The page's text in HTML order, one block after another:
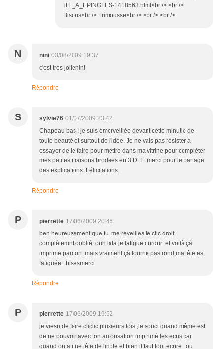
ITE_A_EPINGLES-1418563.html<br /> <br />
Bisous<br /> Frimousse<br /> <br /> <br />
N nini 03/08/2009 19:37
c'est très jolienini
Répondre
S sylvie76 01/07/2009 23:42
Chapeau bas ! je suis émerveillée devant cette minutie de
toute beauté et surtout de l'idée. Je ne vais pas résister à
essayer de le faire pour mettre dans ma vitrine pour compléter
mes petites maisons brodées en 3 D. Et merci pour le partage
des explications. Félicitations.
Répondre
P pierrette 17/06/2009 20:46
ben heureusement que tu me réveilles.le clic droit
complètemnt ooblié..ouh lala je fatigue durdur et voilà çà
imprime pardon..mais vraiment çà tourne pas rond,ma tête est
fatiguée bisesmerci
Répondre
P pierrette 17/06/2009 19:52
je viesn de faire cliclic plusieurs fois ,le souci quand même est
de ne pouvoir avec ton autorisation imp rimé les ecris car
quand on a une tête de linote et bien il faut tout ecrire ou